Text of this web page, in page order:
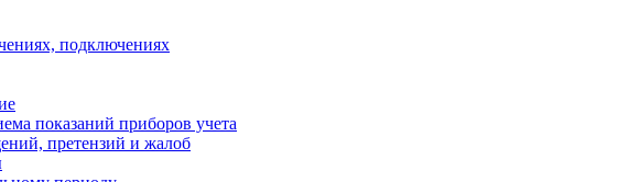
подключениях
показаний приборов учета
претензий и жалоб